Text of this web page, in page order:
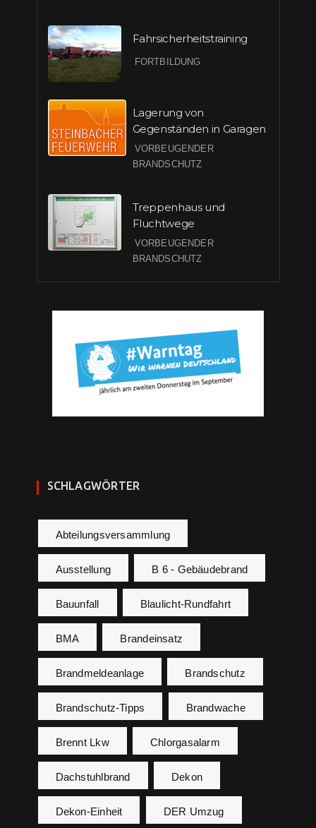
Fahrsicherheitstraining
FORTBILDUNG
Lagerung von
Gegenständen in Garagen
VORBEUGENDER
BRANDSCHUTZ
Treppenhaus und
Fluchtwege
VORBEUGENDER
BRANDSCHUTZ
SCHLAGWÖRTER
Abteilungsversammlung
Ausstellung B 6 - Gebäudebrand
Bauunfall Blaulicht-Rundfahrt
BMA Brandeinsatz
Brandmeldeanlage Brandschutz
Brandschutz-Tipps Brandwache
Brennt Lkw Chlorgasalarm
Dachstuhlbrand Dekon
Dekon-Einheit DER Umzug